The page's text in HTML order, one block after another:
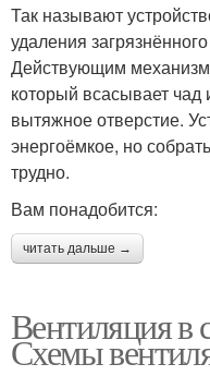
Так называют
удаления
Действующим
который всасывает
вытяжное отверстие.
энергоёмкое, но
трудно.
Вам понадобится:
читать дальше →
Вентиляция в
Схемы